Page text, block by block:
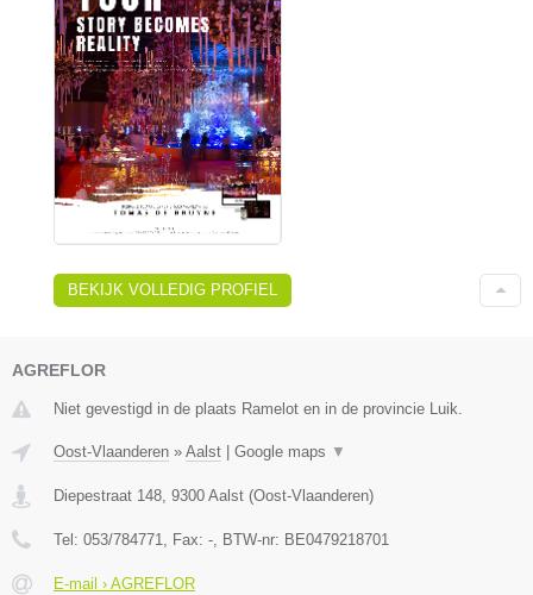
BEKIJK VOLLEDIG PROFIEL
AGREFLOR
Niet gevestigd in de plaats Ramelot en in de provincie Luik.
Oost-Vlaanderen » Aalst Google maps ▼
Diepestraat 148, 9300 Aalst (Oost-Vlaanderen)
Tel: 053/784771, Fax: -, BTW-nr: BE0479218701
E-mail › AGREFLOR